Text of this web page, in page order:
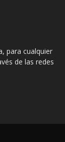
para cualquier
de las redes